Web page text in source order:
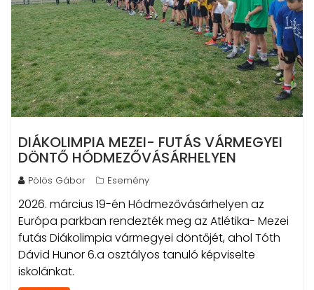
DIÁKOLIMPIA MEZEI- FUTÁS VÁRMEGYEI
DÖNTŐ HÓDMEZŐVÁSÁRHELYEN
Pölös Gábor Esemény
2026. március 19-én Hódmezővásárhelyen az
Európa parkban rendezték meg az Atlétika- Mezei
futás Diákolimpia vármegyei döntőjét, ahol Tóth
Dávid Hunor 6.a osztályos tanuló képviselte
iskolánkat.